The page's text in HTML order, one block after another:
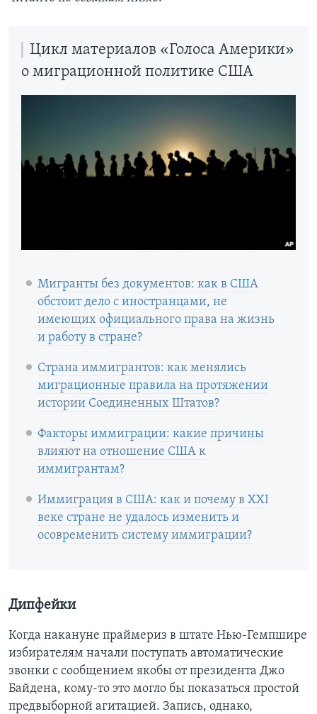
Цикл материалов «Голоса Америки»
о миграционной политике США
Мигранты без документов: как в США
обстоит дело с иностранцами, не
имеющих официального права на жизнь
и работу в стране?
Страна иммигрантов: как менялись
миграционные правила на протяжении
истории Соединенных Штатов?
Факторы иммиграции: какие причины
влияют на отношение США к
иммигрантам?
Иммиграция в США: как и почему в XXI
веке стране не удалось изменить и
осовременить систему иммиграции?
Дипфейки
Когда накануне праймериз в штате Нью-Гемпшире
избирателям начали поступать автоматические
звонки с сообщением якобы от президента Джо
Байдена, кому-то это могло бы показаться простой
предвыборной агитацией. Запись, однако,